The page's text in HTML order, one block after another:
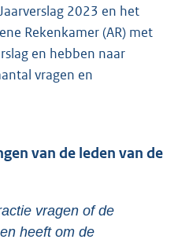
2023 en het
Rekenkamer (AR) met
en hebben naar
vragen en
van de leden van de
vragen of de
heeft om de